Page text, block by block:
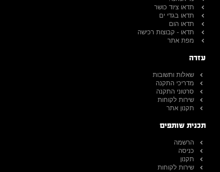
תדאו ציוד כושר
תדאו בגדי ים
תדאו הום
תדאו - קבוצות רכישה
מפת אתר
עזרה
שאלות ותשובות
מדריכי התקנה
סרטוני התקנה
שירות לקוחות
תקנון אתר
תכנית שותפים
הרשמה
כניסה
תקנון
שירות לקוחות